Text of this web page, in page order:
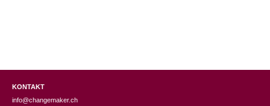
KONTAKT
info@changemaker.ch